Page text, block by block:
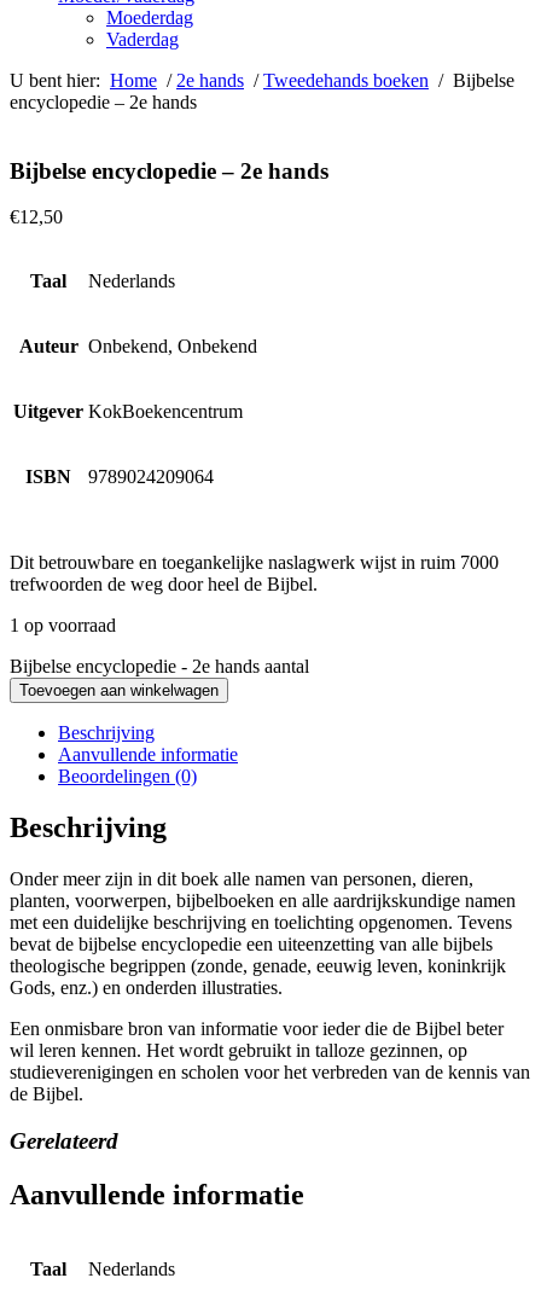
Moederdag
Vaderdag
U bent hier: Home / 2e hands /Tweedehands boeken / Bijbelse
encyclopedie – 2e hands
Bijbelse encyclopedie – 2e hands
€12,50
Taal Nederlands
Auteur Onbekend, Onbekend
Uitgever KokBoekencentrum
ISBN 9789024209064
Dit betrouwbare en toegankelijke naslagwerk wijst in ruim 7000
trefwoorden de weg door heel de Bijbel.
1 op voorraad
Bijbelse encyclopedie - 2e hands aantal
Toevoegen aan winkelwagen
Beschrijving
Aanvullende informatie
Beoordelingen (0)
Beschrijving
Onder meer zijn in dit boek alle namen van personen, dieren,
planten, voorwerpen, bijbelboeken en alle aardrijkskundige namen
met een duidelijke beschrijving en toelichting opgenomen. Tevens
bevat de bijbelse encyclopedie een uiteenzetting van alle bijbels
theologische begrippen (zonde, genade, eeuwig leven, koninkrijk
Gods, enz.) en onderden illustraties.
Een onmisbare bron van informatie voor ieder die de Bijbel beter
wil leren kennen. Het wordt gebruikt in talloze gezinnen, op
studieverenigingen en scholen voor het verbreden van de kennis van
de Bijbel.
Gerelateerd
Aanvullende informatie
Taal Nederlands